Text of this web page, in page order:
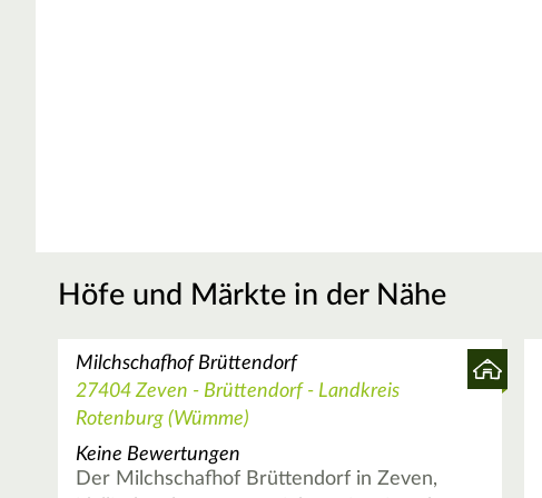
Höfe und Märkte in der Nähe
Milchschafhof Brüttendorf
27404 Zeven - Brüttendorf - Landkreis
Rotenburg (Wümme)
Keine Bewertungen
Der Milchschafhof Brüttendorf in Zeven,